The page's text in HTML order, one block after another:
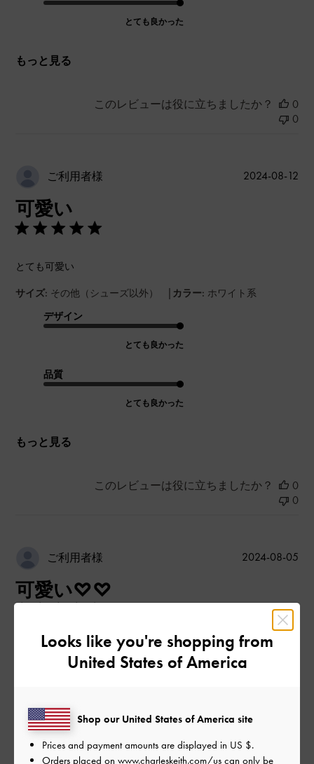
とても良かった
もっと見る
このレビューは役に立ちましたか？
0
0
ご利用者様
可愛い
とても可愛い
サイズ: その他（シューズ以外） | カラー: ホワイト系
デザイン
とても良かった
品質
とても良かった
もっと見る
公
2024-08-12
このレビューは役に立ちましたか？
0
0
ご利用者様
可愛い♡♡
ネイビーがとてもオシャレで可愛い。しいていうならば斜めが
けできるよう長めのベルトも付いてたら嬉しかったかな。
デザイン
とても良かった
公
2024-08-05
Looks like you're shopping from
United States of America
Shop our United States of America site
Prices and payment amounts are displayed in US $.
Orders placed on www.charleskeith.com/us can only be